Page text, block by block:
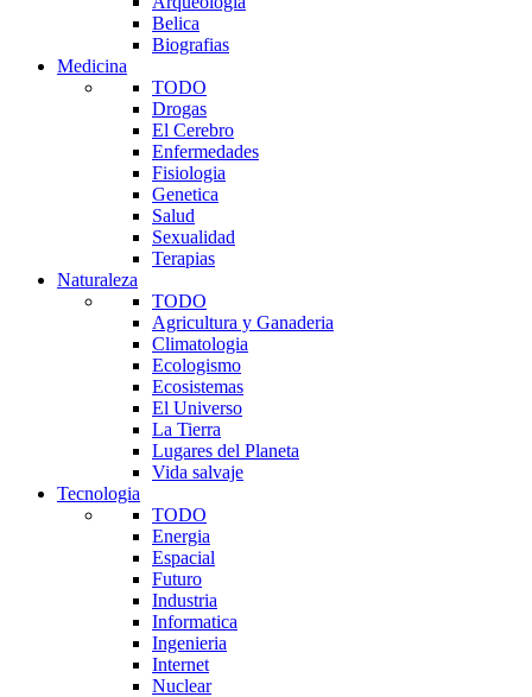
Belica
Biografias
Medicina
TODO
Drogas
El Cerebro
Enfermedades
Fisiologia
Genetica
Salud
Sexualidad
Terapias
Naturaleza
TODO
Agricultura y Ganaderia
Climatologia
Ecologismo
Ecosistemas
El Universo
La Tierra
Lugares del Planeta
Vida salvaje
Tecnologia
TODO
Energia
Espacial
Futuro
Industria
Informatica
Ingenieria
Internet
Nuclear